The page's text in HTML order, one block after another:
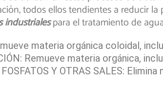
todos ellos tendientes a reducir
industrialespara el tratamiento de
materia orgánica coloidal,
Remueve materia orgánica,
FOSFATOS Y OTRAS SALES: